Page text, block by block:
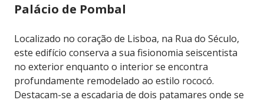
Palácio de Pombal
Localizado no coração de Lisboa, na Rua do Século,
este edifício conserva a sua fisionomia seiscentista
no exterior enquanto o interior se encontra
profundamente remodelado ao estilo rococó.
Destacam-se a escadaria de dois patamares onde se